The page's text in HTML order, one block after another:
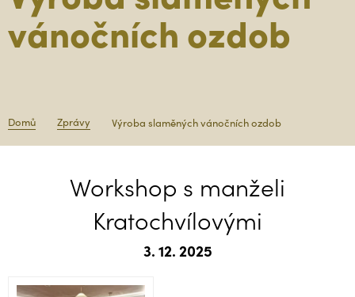
vánočních ozdob
Domů Zprávy Výroba slaměných vánočních ozdob
Workshop s manželi
Kratochvílovými
3. 12. 2025